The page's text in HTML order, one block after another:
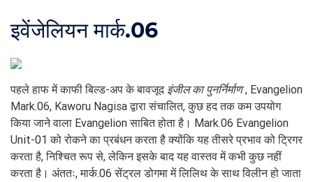
इवेंजेलियन मार्क.06
पहले हाफ में काफी बिल्ड-अप के बावजूद इंजील का पुनर्निर्माण, Evangelion
Mark.06, Kaworu Nagisa द्वारा संचालित, कुछ हद तक कम उपयोग
किया जाने वाला Evangelion साबित होता है। Mark.06 Evangelion
Unit-01 को रोकने का प्रबंधन करता है क्योंकि यह तीसरे प्रभाव को ट्रिगर
करता है, निश्चित रूप से, लेकिन इसके बाद यह वास्तव में कभी कुछ नहीं
करता है। अंततः, मार्क.06 सेंट्रल डोगमा में लिलिथ के साथ विलीन हो जाता